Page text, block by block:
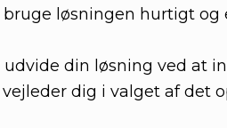
løsningen hurtigt og
din løsning ved at
dig i valget af